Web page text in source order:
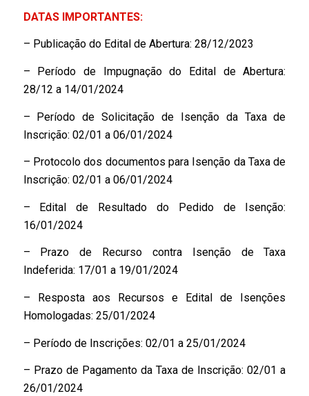
DATAS IMPORTANTES:
– Publicação do Edital de Abertura: 28/12/2023
– Período de Impugnação do Edital de Abertura:
28/12 a 14/01/2024
– Período de Solicitação de Isenção da Taxa de
Inscrição: 02/01 a 06/01/2024
– Protocolo dos documentos para Isenção da Taxa de
Inscrição: 02/01 a 06/01/2024
– Edital de Resultado do Pedido de Isenção:
16/01/2024
– Prazo de Recurso contra Isenção de Taxa
Indeferida: 17/01 a 19/01/2024
– Resposta aos Recursos e Edital de Isenções
Homologadas: 25/01/2024
– Período de Inscrições: 02/01 a 25/01/2024
– Prazo de Pagamento da Taxa de Inscrição: 02/01 a
26/01/2024